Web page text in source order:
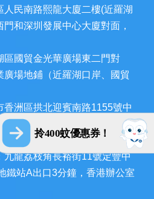
拎400蚊優惠券！
人民南路熙龍大廈二樓(近羅湖
和深圳發展中心大廈對面，
區國貿金光華廣場東二門對
廣場地鋪（近羅湖口岸、國貿
香洲區拱北迎賓南路1155號中
北口岸，迎賓百貨廣場對
九龍荔枝角長裕街11號定豐中
鐵站A出口3分鐘，香港辦公室